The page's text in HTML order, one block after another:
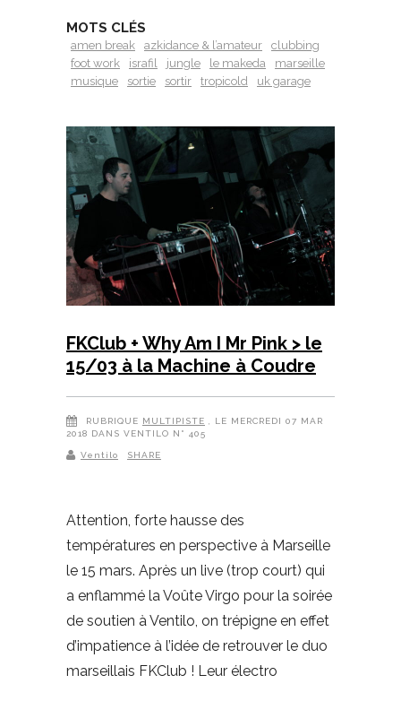
MOTS CLÉS
amen break azkidance & l’amateur
clubbing
foot work
israfil jungle le makeda
marseille
musique
sortie sortir tropicold uk garage
FKClub + Why Am I Mr Pink > le
15/03 à la Machine à Coudre
RUBRIQUE MULTIPISTE
, LE MERCREDI 07 MAR
2018 DANS VENTILO N° 405
Ventilo SHARE
Attention, forte hausse des
températures en perspective à Marseille
le 15 mars. Après un live (trop court) qui
a enflammé la Voûte Virgo pour la soirée
de soutien à Ventilo, on trépigne en effet
d’impatience à l’idée de retrouver le duo
marseillais FKClub ! Leur électro